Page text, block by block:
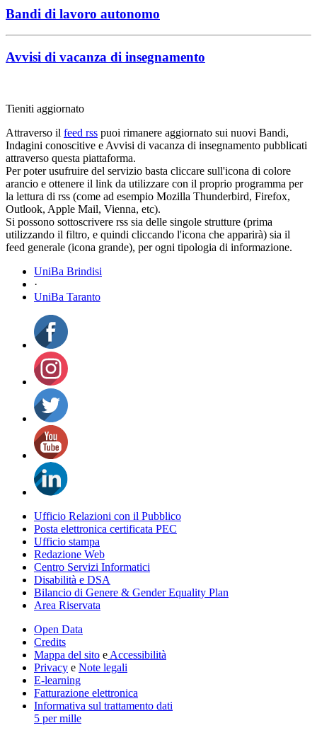
Bandi di lavoro autonomo
Avvisi di vacanza di insegnamento
Tieniti aggiornato
Attraverso il feed rss puoi rimanere aggiornato sui nuovi Bandi,
Indagini conoscitive e Avvisi di vacanza di insegnamento pubblicati
attraverso questa piattaforma.
Per poter usufruire del servizio basta cliccare sull'icona di colore
arancio e ottenere il link da utilizzare con il proprio programma per
la lettura di rss (come ad esempio Mozilla Thunderbird, Firefox,
Outlook, Apple Mail, Vienna, etc).
Si possono sottoscrivere rss sia delle singole strutture (prima
utilizzando il filtro, e quindi cliccando l'icona che apparirà) sia il
feed generale (icona grande), per ogni tipologia di informazione.
UniBa Brindisi
·
UniBa Taranto
Ufficio Relazioni con il Pubblico
Posta elettronica certificata PEC
Ufficio stampa
Redazione Web
Centro Servizi Informatici
Disabilità e DSA
Bilancio di Genere & Gender Equality Plan
Area Riservata
Open Data
Credits
Mappa del sito e Accessibilità
Privacy e Note legali
E-learning
Fatturazione elettronica
Informativa sul trattamento dati
5 per mille